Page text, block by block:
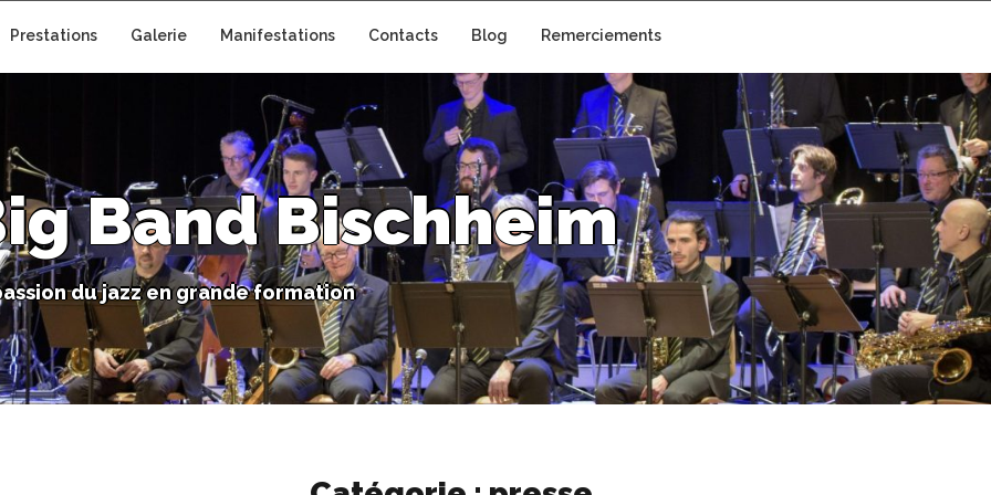
Prestations Galerie Manifestations Contacts Blog Remerciements
ig Band Bischheim
assion dujazzengrandeformation